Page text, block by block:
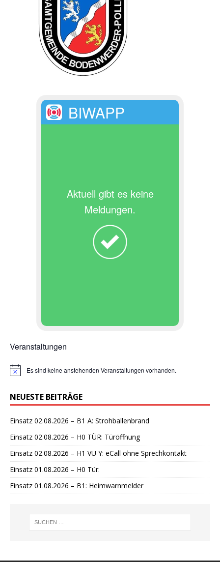
BIWAPP
Aktuell gibt es keine
Meldungen.
Veranstaltungen
H
w
e
s
Es sind keine anstehenden Veranstaltungen vorhanden.
NEUESTE BEITRÄGE
Einsatz 02.08.2026 – B1 A: Strohballenbrand
Einsatz 02.08.2026 – H0 TÜR: Türöffnung
Einsatz 02.08.2026 – H1 VU Y: eCall ohne Sprechkontakt
Einsatz 01.08.2026 – H0 Tür:
Einsatz 01.08.2026 – B1: Heimwarnmelder